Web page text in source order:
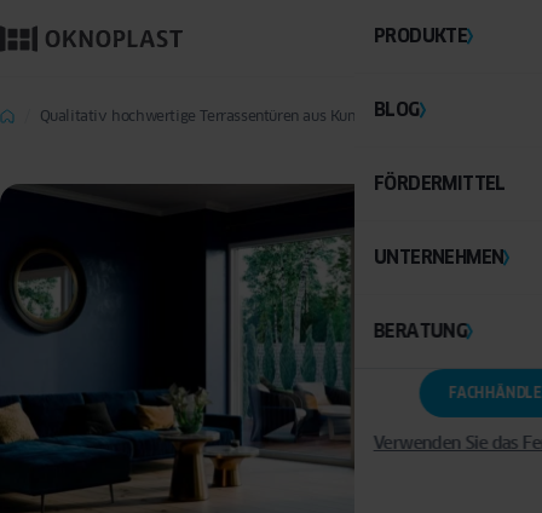
PRODUKTE
BLOG
FÖRDERMITTEL
UNTERNEHMEN
BERATUNG
Verwenden Sie das
Qualitativ hochwertige Terrassentüren aus Kunststoff